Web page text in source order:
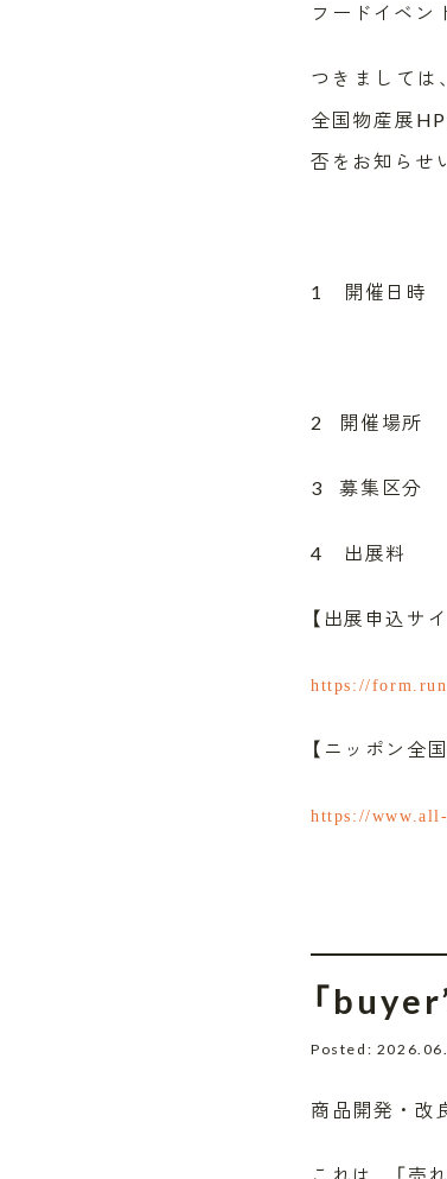
フードイベン
つきましては
全国物産展
否をお知らせ
1 開催日時
10:00
2 開催場所
3 募集区分
4 出展料
【出展申込サイ
https://
【ニッポン全
https://
「
Posted:
商品開発・改